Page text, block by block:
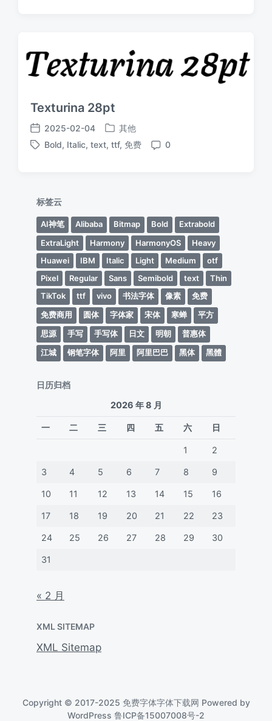
Texturina 28pt
发
布
2025-02-04
发
布
其他
标
Bold, Italic, text, ttf, 免费
评
0
标签云
AI神笔 Alibaba Bitmap Bold
Extrabold
ExtraLight
Harmony HarmonyOS
Heavy
Huawei
IBM Italic Light Medium
otf
Pixel
Regular Sans Semibold text
Thin
TikTok
ttf vivo 书法字体 像素
免费
免费商用
圆体 字体家 宋体 寒蝉
平方
思源
手写 手写体 日文 明朝
普惠体
江城
钢笔字体 阿里 阿里巴巴 黑体 黑體
日历归档
2026 年 8 月
一 二 三 四 五 六 日
1 2
3 4 5 6 7 8 9
10 11 12 13 14 15 16
17 18 19 20 21 22 23
24 25 26 27 28 29 30
31
« 2 月
XML SITEMAP
XML Sitemap
Copyright © 2017-2025 免费字体字体下载网 Powered by
WordPress 鲁ICP备15007008号-2